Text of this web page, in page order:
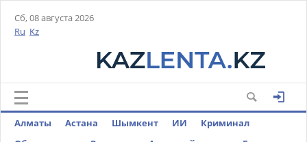
Сб, 08 августа 2026
Ru Kz
Алматы Астана Шымкент ИИ
Криминал